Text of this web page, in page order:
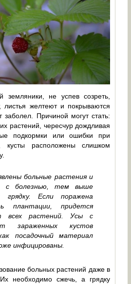
земляники, не успев созреть,
листья желтеют и покрываются
заболел. Причиной могут стать:
растений, чересчур дождливая
подкормки или ошибки при
кусты расположены слишком
больные растения и
с болезнью, тем выше
Если поражена
плантации, придется
всех растений. Усы с
зараженных кустов
посадочный материал
инфицированы.
больных растений даже в
Их необходимо сжечь, а грядку